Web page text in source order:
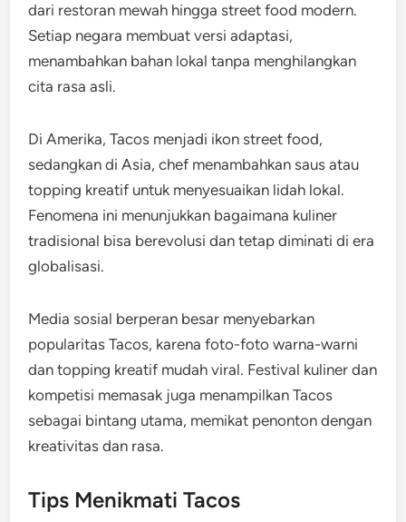
dari restoran mewah hingga street food modern.
Setiap negara membuat versi adaptasi,
menambahkan bahan lokal tanpa menghilangkan
cita rasa asli.
Di Amerika, Tacos menjadi ikon street food,
sedangkan di Asia, chef menambahkan saus atau
topping kreatif untuk menyesuaikan lidah lokal.
Fenomena ini menunjukkan bagaimana kuliner
tradisional bisa berevolusi dan tetap diminati di era
globalisasi.
Media sosial berperan besar menyebarkan
popularitas Tacos, karena foto-foto warna-warni
dan topping kreatif mudah viral. Festival kuliner dan
kompetisi memasak juga menampilkan Tacos
sebagai bintang utama, memikat penonton dengan
kreativitas dan rasa.
Tips Menikmati Tacos